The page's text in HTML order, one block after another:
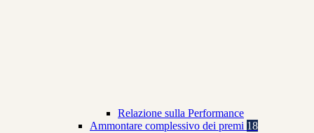
Relazione sulla Performance
Ammontare complessivo dei premi 18